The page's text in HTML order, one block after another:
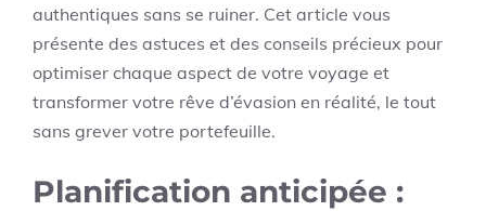
authentiques sans se ruiner. Cet article vous
présente des astuces et des conseils précieux pour
optimiser chaque aspect de votre voyage et
transformer votre rêve d’évasion en réalité, le tout
sans grever votre portefeuille.
Planification anticipée :